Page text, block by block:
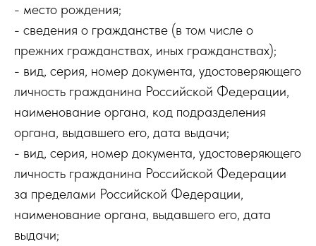
- место рождения;
- сведения о гражданстве (в том числе о
прежних гражданствах, иных гражданствах);
- вид, серия, номер документа, удостоверяющего
личность гражданина Российской Федерации,
наименование органа, код подразделения
органа, выдавшего его, дата выдачи;
- вид, серия, номер документа, удостоверяющего
личность гражданина Российской Федерации
за пределами Российской Федерации,
наименование органа, выдавшего его, дата
выдачи;